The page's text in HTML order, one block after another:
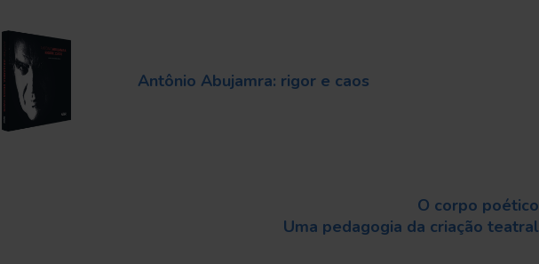
Antônio Abujamra: rigor e caos
O corpo poético
Uma pedagogia da criação teatral